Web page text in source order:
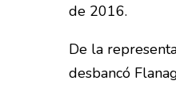
de 2016.
De la
desbancó